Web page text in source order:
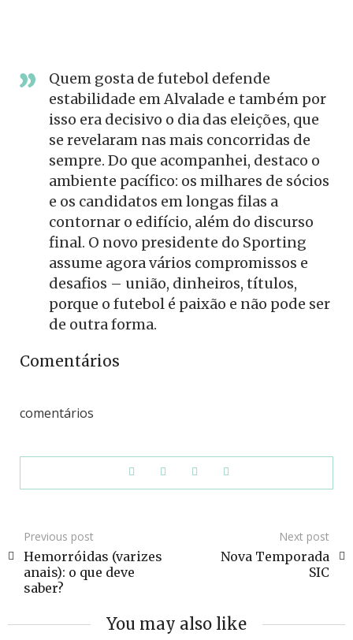
Quem gosta de futebol defende
estabilidade em Alvalade e também por
isso era decisivo o dia das eleições, que
se revelaram nas mais concorridas de
sempre. Do que acompanhei, destaco o
ambiente pacífico: os milhares de sócios
e os candidatos em longas filas a
contornar o edifício, além do discurso
final. O novo presidente do Sporting
assume agora vários compromissos e
desafios – união, dinheiros, títulos,
porque o futebol é paixão e não pode ser
de outra forma.
Comentários
comentários
Previous post
Hemorróidas (varizes
anais): o que deve
saber?
Next post
Nova Temporada
SIC
You may also like